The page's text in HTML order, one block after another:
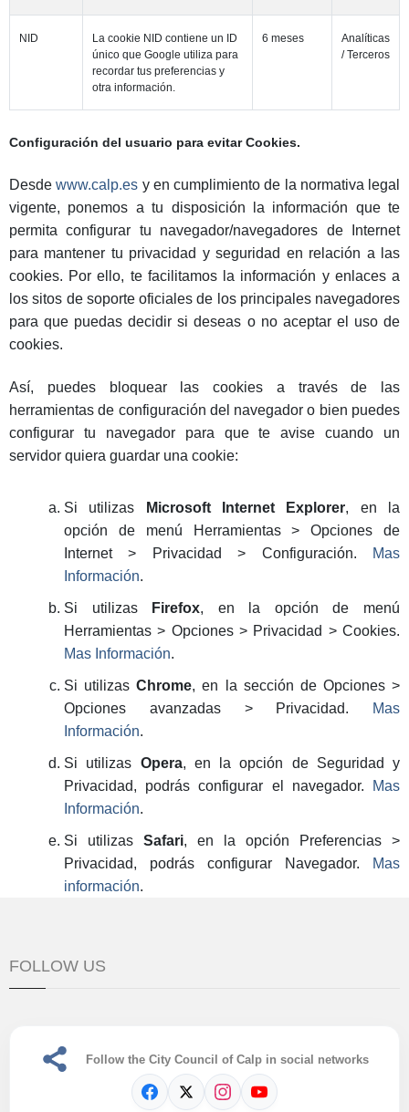
NID
La cookie NID contiene un ID
único que Google utiliza para
recordar tus preferencias y
otra información.
6 meses
Analíticas
/ Terceros
Configuración del usuario para evitar Cookies.
Desdewww.calp.es y en cumplimiento de la normativa legal
vigente, ponemos a tu disposición la información que te
permita configurar tu navegador/navegadores de Internet
para mantener tu privacidad y seguridad en relación a las
cookies. Por ello, te facilitamos la información y enlaces a
los sitos de soporte oficiales de los principales navegadores
para que puedas decidir si deseas o no aceptar el uso de
cookies.
Así, puedes bloquear las cookies a través de las
herramientas de configuración del navegador o bien puedes
configurar tu navegador para que te avise cuando un
servidor quiera guardar una cookie:
Si utilizas Microsoft Internet Explorer, en la
opción de menú Herramientas > Opciones de
Internet > Privacidad > Configuración.
Mas
Información.
Si utilizas Firefox, en la opción de menú
Herramientas > Opciones > Privacidad > Cookies.
Mas Información.
Si utilizasChrome, en la sección de Opciones >
Opciones avanzadas > Privacidad.
Mas
Información.
Si utilizas Opera, en la opción de Seguridad y
Privacidad, podrás configurar el navegador.
Mas
Información.
Si utilizas Safari, en la opción Preferencias >
Privacidad, podrás configurar Navegador.
Mas
información.
FOLLOW US
Follow the City Council of Calp in social networks